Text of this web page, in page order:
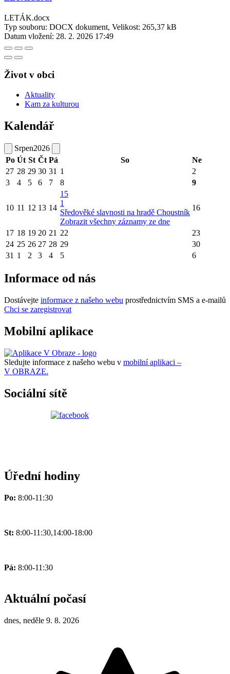
LETÁK.docx
Typ souboru: DOCX dokument, Velikost: 265,37 kB
Datum vložení: 28. 2. 2026 17:49
Život v obci
Aktuality
Kam za kulturou
Kalendář
Srpen2026
Po Út St Čt Pá So
Ne
27 28 29 30 31 1
2
3
4 5 6 7 8 9
10 11 12 13 14
15
1
Sředověké slavnosti na hradě Choustník
Zobrazit všechny záznamy ze dne
16
17 18 19 20 21 22
23
24 25 26 27 28 29
30
31 1 2 3 4 5 6
Informace od nás
Dostávejte informace z našeho webu prostřednictvím SMS a e-mailů
Chci se zaregistrovat
Mobilní aplikace
Sledujte informace z našeho webu v mobilní aplikaci –
V OBRAZE.
Sociální sítě
Úřední hodiny
Po: 8:00-11:30
St: 8:00-11:30,14:00-18:00
Pá: 8:00-11:30
Aktuální počasí
dnes, neděle 9. 8. 2026